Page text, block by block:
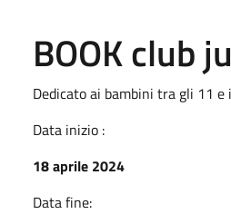
BOOK club
Dedicato ai bambini tra gli 11 e
Data inizio :
18 aprile 2024
Data fine: